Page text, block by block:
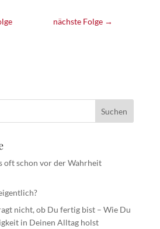
nächste Folge →
oft schon vor der Wahrheit
nicht, ob Du fertig bist – Wie Du
in Deinen Alltag holst